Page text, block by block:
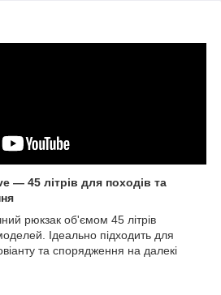
— 45 літрів для походів та
рюкзак об'ємом 45 літрів
Ідеально підходить для
та спорядження на далекі